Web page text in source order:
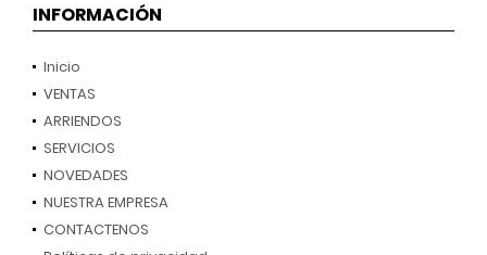
INFORMACIÓN
Inicio
VENTAS
ARRIENDOS
SERVICIOS
NOVEDADES
NUESTRA EMPRESA
CONTACTENOS